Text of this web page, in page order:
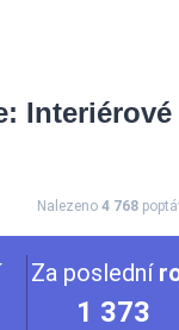
Interiérové
Nalezeno 4 768
Za poslední
1 373